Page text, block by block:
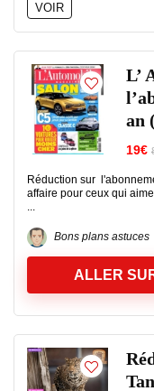
VOIR
L’
an
19€
Réduction sur
affaire pour ceux qui
...
Bons plans astuces
ALLER